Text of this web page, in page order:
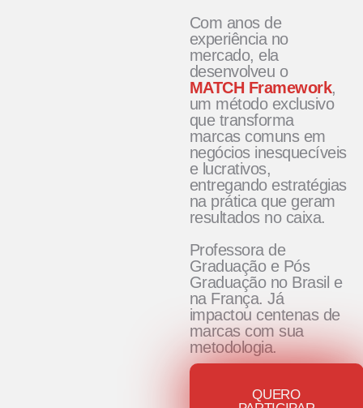
Com anos de
experiência no
mercado, ela
desenvolveu o
MATCH Framework,
um método exclusivo
que transforma
marcas comuns em
negócios inesquecíveis
e lucrativos,
entregando estratégias
na prática que geram
resultados no caixa.
Professora de
Graduação e Pós
Graduação no Brasil e
na França. Já
impactou centenas de
marcas com sua
metodologia.
QUERO